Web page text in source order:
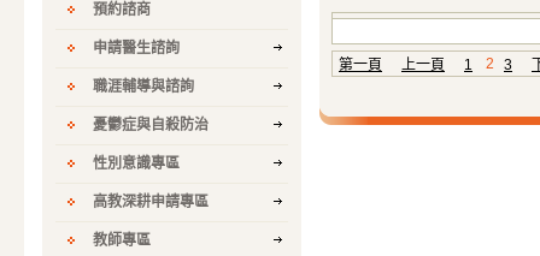
預約諮商
申請醫生諮詢
職涯輔導與諮詢
憂鬱症與自殺防治
性別意識專區
高教深耕申請專區
教師專區
第一頁 上一頁 1 2 3